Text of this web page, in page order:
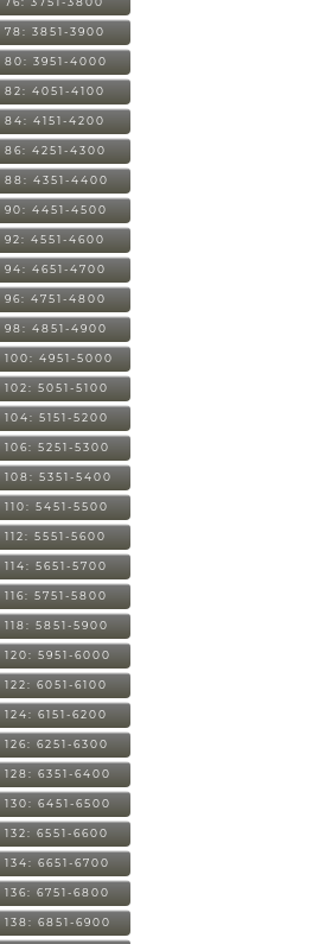
78: 3851-3900
80: 3951-4000
82: 4051-4100
84: 4151-4200
86: 4251-4300
88: 4351-4400
90: 4451-4500
92: 4551-4600
94: 4651-4700
96: 4751-4800
98: 4851-4900
100: 4951-5000
102: 5051-5100
104: 5151-5200
106: 5251-5300
108: 5351-5400
110: 5451-5500
112: 5551-5600
114: 5651-5700
116: 5751-5800
118: 5851-5900
120: 5951-6000
122: 6051-6100
124: 6151-6200
126: 6251-6300
128: 6351-6400
130: 6451-6500
132: 6551-6600
134: 6651-6700
136: 6751-6800
138: 6851-6900